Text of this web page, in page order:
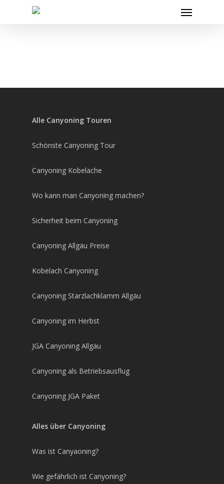
Menu
Alle Canyoning Touren
Schönste Canyoning Tour
Canyoning Kobelache
Wo kann man Canyoning machen?
Sicherheit beim Canyoning
Canyoning Allgäu Preise
Kobelach Canyoning
Canyoning Starzlachklamm Allgäu
Canyoning im Herbst
JGA Canyoning Allgäu
Canyoning als Betriebsausflug
Canyoning JGA Paket
Alles über Canyoning
Was ist Canyaoning?
Wie gefährlich ist Canyoning?